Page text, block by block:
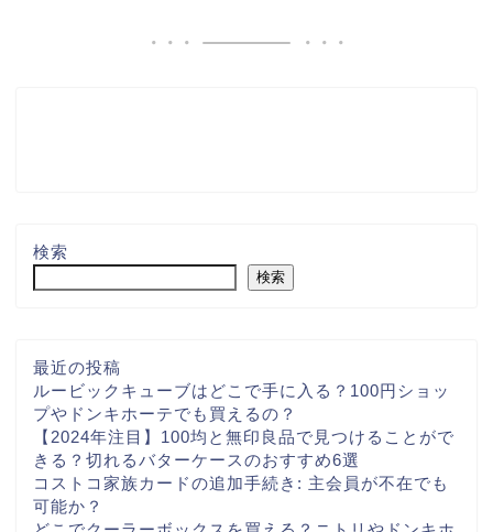
検索
検索
最近の投稿
ルービックキューブはどこで手に入る？100円ショッ
プやドンキホーテでも買えるの？
【2024年注目】100均と無印良品で見つけることがで
きる？切れるバターケースのおすすめ6選
コストコ家族カードの追加手続き: 主会員が不在でも
可能か？